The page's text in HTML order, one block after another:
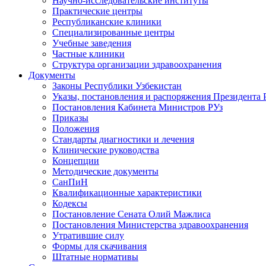
Практические центры
Республиканские клиники
Специализированные центры
Учебные заведения
Частные клиники
Структура организации здравоохранения
Документы
Законы Республики Узбекистан
Указы, постановления и распоряжения Президента
Постановления Кабинета Министров РУз
Приказы
Положения
Стандарты диагностики и лечения
Клинические руководства
Концепции
Методические документы
СанПиН
Квалификационные характеристики
Кодексы
Постановление Сената Олий Мажлиса
Постановления Министерства здравоохранения
Утратившие силу
Формы для скачивания
Штатные нормативы